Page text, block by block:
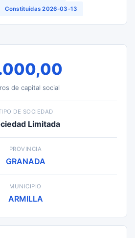
Constituidas 2026-03-13
de capital social
DE SOCIEDAD
Limitada
PROVINCIA
GRANADA
MUNICIPIO
ARMILLA